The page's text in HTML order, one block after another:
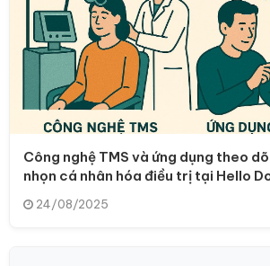
Công nghệ TMS và ứng dụng theo
nhọn cá nhân hóa điều trị tại Hello
24/08/2025